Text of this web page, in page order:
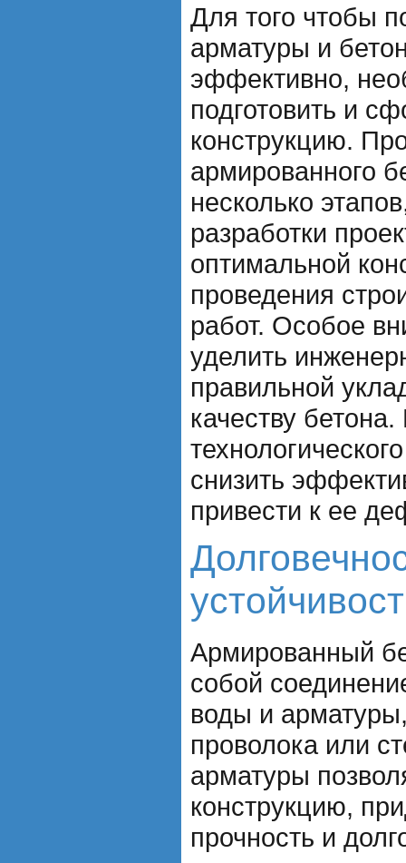
Для того чтобы
арматуры и
эффективно,
подготовить и
конструкцию.
армированного
несколько
разработки
оптимальной
проведения
работ. Особое
уделить
правильной
качеству
снизить
привести к ее
Армированный
собой
воды и
проволока или
арматуры
конструкцию,
прочность и